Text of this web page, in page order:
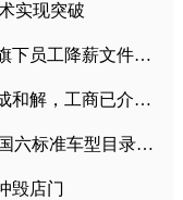
实现突破
首个宣布降薪的大型车企，上汽集团旗下员工降薪文件曝光
奔驰漏油事件最新进展：双方私下达成和解，工商已介入调查
“国六排放标准”7月1号正式实施 符合国六标准车型目录一览
毁店门